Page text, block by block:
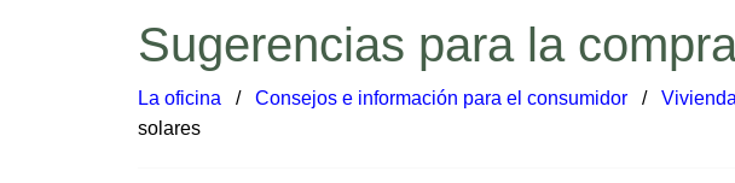
Sugerencias para la
La oficina ​ / Consejos e información para el consumidor ​/
solares